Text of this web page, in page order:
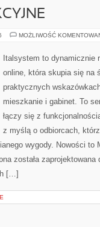
MOŻLIWOŚĆ
Italsystem to dynamicznie
online, która skupia się na
praktycznych
mieszkanie i gabinet. To
łączy się z
z myślą o odbiorcach,
wygody. Nowości to
została
[…]